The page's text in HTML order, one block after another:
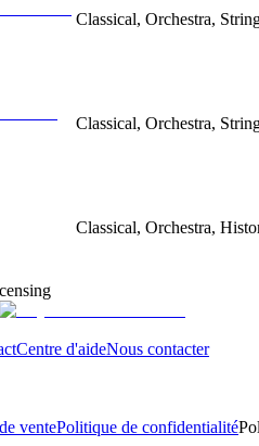
Classical, Orchestra,
Classical, Orchestra,
Classical, Orchestra,
Centre d'aideNous contacter
ventePolitique de confidentialité